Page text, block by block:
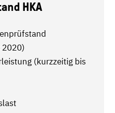
HKA
(kurzzeitig bis